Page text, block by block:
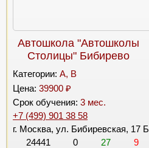
Автошкола "Автошколы
Столицы" Бибирево
Категории: A, B
Цена: 39900 ₽
Срок обучения: 3 мес.
+7 (499) 901 38 58
г. Москва, ул. Бибиревская, 17 Б
24441
0 27
9